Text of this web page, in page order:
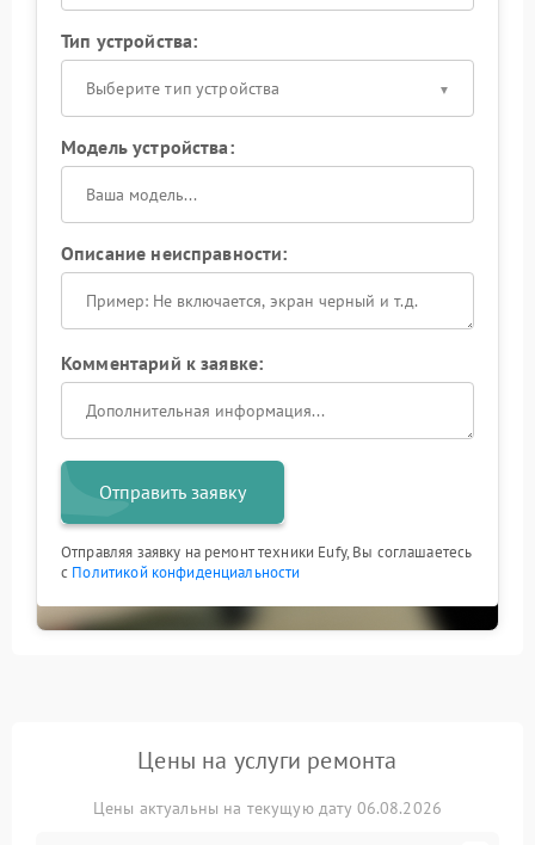
Тип устройства:
Выберите тип устройства
Модель устройства:
Описание неисправности:
Комментарий к заявке:
Отправить заявку
Отправляя заявку на ремонт техники Eufy, Вы соглашаетесь
с Политикой конфиденциальности
Цены на услуги ремонта
Цены актуальны на текущую дату 06.08.2026